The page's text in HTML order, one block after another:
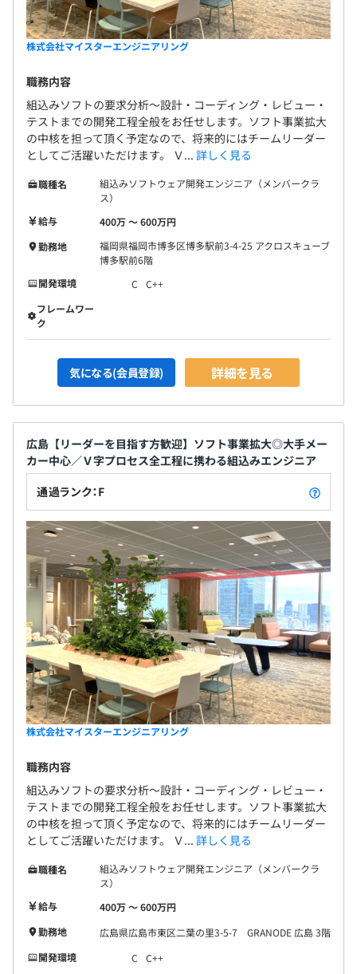
株式会社マイスターエンジニアリング
職務内容
組込みソフトの要求分析～設計・コーディング・レビュー・
テストまでの開発工程全般をお任せします。ソフト事業拡大
の中核を担って頂く予定なので、将来的にはチームリーダー
としてご活躍いただけます。 Ｖ... 詳しく見る
職種名
組込みソフトウェア開発エンジニア（メンバークラ
ス）
給与
400万 〜 600万円
勤務地
福岡県福岡市博多区博多駅前3-4-25 アクロスキューブ
博多駅前6階
開発環境
C
C++
フレームワー
ク
気になる(会員登録) 詳細を見る
広島【リーダーを目指す方歓迎】ソフト事業拡大◎大手メー
カー中心／Ｖ字プロセス全工程に携わる組込みエンジニア
通過ランク：F
株式会社マイスターエンジニアリング
職務内容
組込みソフトの要求分析～設計・コーディング・レビュー・
テストまでの開発工程全般をお任せします。ソフト事業拡大
の中核を担って頂く予定なので、将来的にはチームリーダー
としてご活躍いただけます。 Ｖ... 詳しく見る
職種名
組込みソフトウェア開発エンジニア（メンバークラ
ス）
給与
400万 〜 600万円
勤務地
広島県広島市東区二葉の里3-5-7 GRANODE 広島 3階
開発環境
C
C++